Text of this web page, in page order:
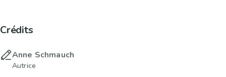
Crédits
Anne Schmauch
Autrice